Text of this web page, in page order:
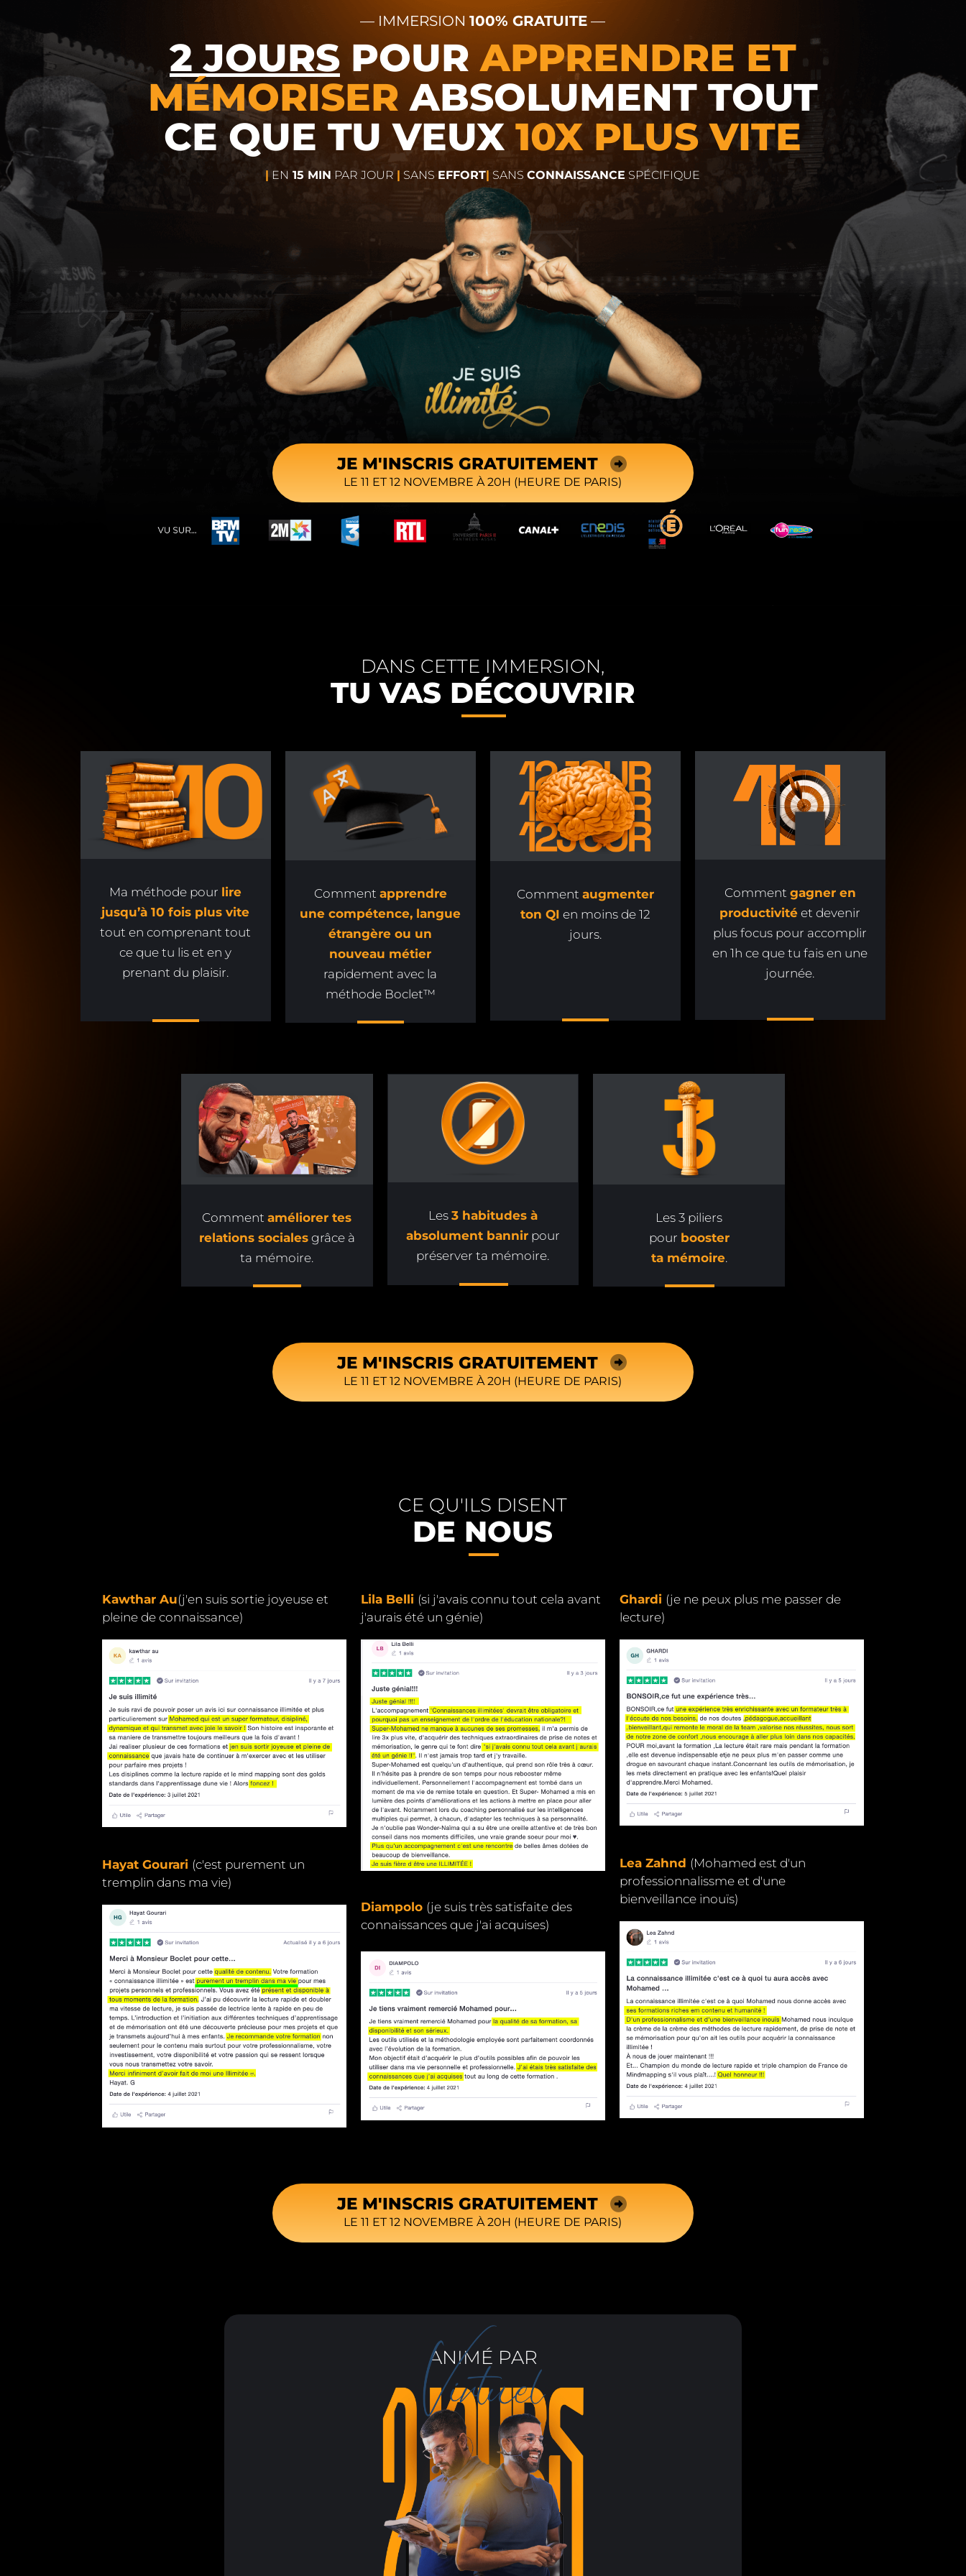
— IMMERSION100% GRATUITE —
2 JOURSPOURAPPRENDRE ET
MÉMORISER ABSOLUMENT TOUT
CE QUE TU VEUX10X PLUS VITE
|EN 15 MIN PAR JOUR | SANS EFFORT| SANSCONNAISSANCE SPÉCIFIQUE
JE M'INSCRIS GRATUITEMENT
LE 11 ET 12 NOVEMBRE À 20H (HEURE DE PARIS)
DANS CETTE IMMERSION,
TU VAS DÉCOUVRIR
Ma méthode pour lire
jusqu’à 10 fois plus vite
tout en comprenant tout
ce que tu lis et en y
prenant du plaisir.
Comment apprendre
une compétence, langue
étrangère ou un
nouveau métier
rapidement avec la
méthode Boclet™
Comment augmenter
ton QI en moins de 12
jours.
Comment gagner en
productivité et devenir
plus focus pour accomplir
en 1h ce que tu fais en une
journée.
Commentaméliorer tes
relations socialesgrâce à
ta mémoire.
Les 3 habitudes à
absolument bannirpour
préserver ta mémoire.
Les 3 piliers
pour booster
ta mémoire.
JE M'INSCRIS GRATUITEMENT
LE 11 ET 12 NOVEMBRE À 20H (HEURE DE PARIS)
CE QU'ILS DISENT
DE NOUS
Kawthar Au(j'en suis sortie joyeuse et
pleine de connaissance)
Hayat Gourari (c'est purement un
tremplin dans ma vie)
Lila Belli (si j'avais connu tout cela avant
j'aurais été un génie)
Diampolo (je suis très satisfaite des
connaissances que j'ai acquises)
Ghardi (je ne peux plus me passer de
lecture)
Lea Zahnd (Mohamed est d'un
professionnalissme et d'une
bienveillance inouïs)
JE M'INSCRIS GRATUITEMENT
LE 11 ET 12 NOVEMBRE À 20H (HEURE DE PARIS)
ANIMÉ PAR